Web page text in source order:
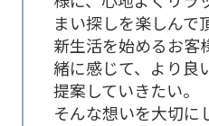
まい探しを楽しんで
新生活を始めるお客
緒に感じて、より良
提案していきたい。
そんな想いを大切に